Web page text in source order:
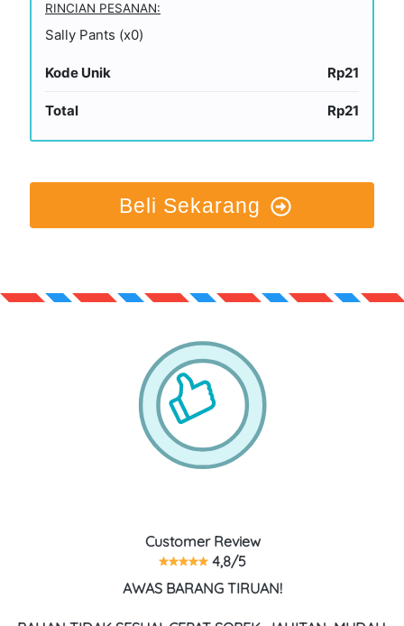
RINCIAN PESANAN:
Sally Pants (x0)
Kode Unik Rp21
Total Rp21
Beli Sekarang
Customer Review
4,8/5
AWAS BARANG TIRUAN!